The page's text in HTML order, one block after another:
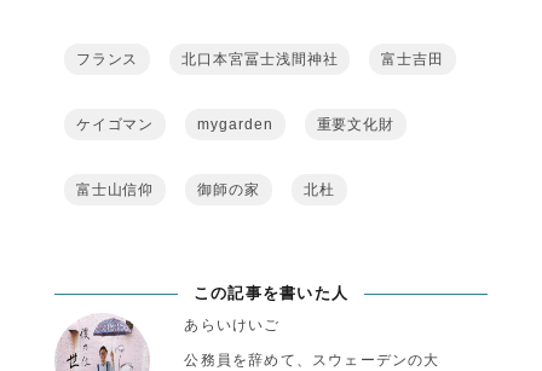
フランス 北口本宮冨士浅間神社 富士吉田
ケイゴマン mygarden 重要文化財
富士山信仰 御師の家 北杜
この記事を書いた人
あらいけいご
公務員を辞めて、スウェーデンの大